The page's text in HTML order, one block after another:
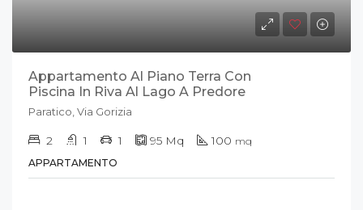
Appartamento Al Piano Terra Con
Piscina In Riva Al Lago A Predore
Paratico, Via Gorizia
2 1 1 95 Mq 100 mq
APPARTAMENTO